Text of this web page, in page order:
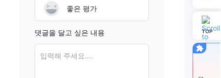
좋은 평가
댓글을 달고 싶은 내용
입력해 주세요....
TOP